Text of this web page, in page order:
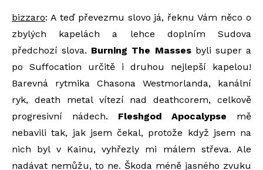
bizzaro: A teď převezmu slovo já, řeknu Vám něco o
zbylých kapelách a lehce doplním Sudova
předchozí slova. Burning The Massesbyli super a
po Suffocation určitě i druhou nejlepší kapelou!
Barevná rytmika Chasona Westmorlanda, kanální
ryk, death metal vítezí nad deathcorem, celkově
progresivní nádech. Fleshgod Apocalypse mě
nebavili tak, jak jsem čekal, protože když jsem na
nich byl v Kainu, vyhřezly mi málem střeva. Ale
nadávat nemůžu, to ne. Škoda méně jasného zvuku